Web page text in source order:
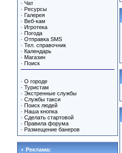
· Чат
· Ресурсы
· Галерея
· Веб-кам
· Игротека
· Погода
· Отправка SMS
· Тел. справочник
· Календарь
· Магазин
· Поиск
· О городе
· Туристам
· Экстренные службы
· Службы такси
· Поиск людей
· Наша кнопка
· Сделать стартовой
· Правила форума
· Размещение банеров
Реклама: